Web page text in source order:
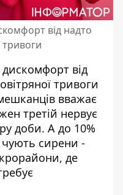
від надто
тривоги
дискомфорт від
тривоги
вважає
третій нервує
доби. А до 10%
чують сирени -
де